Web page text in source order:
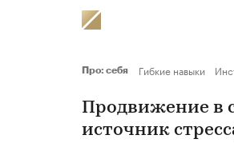
Про: себя Гибкие навыки
Продвижение в
источник